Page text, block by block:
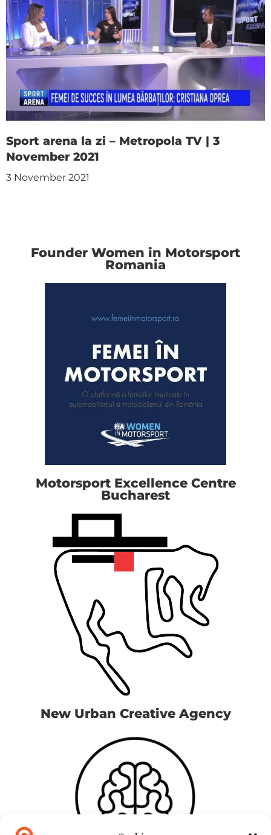
Sport arena la zi – Metropola TV | 3
November 2021
3 November 2021
Founder Women in Motorsport
Romania
Motorsport Excellence Centre
Bucharest
New Urban Creative Agency